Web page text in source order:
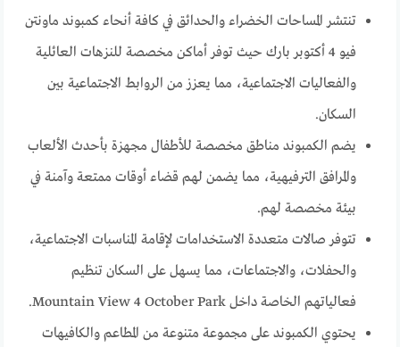
تنتشر المساحات الخضراء والحدائق في كافة أنحاء كمبوند ماونتن
فيو 4 أكتوبر بارك حيث توفر أماكن مخصصة للنزهات العائلية
والفعاليات الاجتماعية، مما يعزز من الروابط الاجتماعية بين
السكان.
يضم الكمبوند مناطق مخصصة للأطفال مجهزة بأحدث الألعاب
والمرافق الترفيهية، مما يضمن لهم قضاء أوقات ممتعة وآمنة في
بيئة مخصصة لهم.
تتوفر صالات متعددة الاستخدامات لإقامة المناسبات الاجتماعية،
والحفلات، والاجتماعات، مما يسهل على السكان تنظيم
فعالياتهم الخاصة داخل Mountain View 4 October Park.
يحتوي الكمبوند على مجموعة متنوعة من المطاعم والكافيهات